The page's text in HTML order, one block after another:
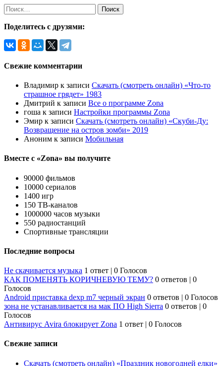
Найти:
Поделитесь с друзями:
Свежие комментарии
Владимир к записи Скачать (смотреть онлайн) «Что-то
страшное грядет» 1983
Дмитрий к записи Все о программе Zona
гоша к записи Настройки программы Zona
Эмир к записи Скачать (смотреть онлайн) «Скуби-Ду:
Возвращение на остров зомби» 2019
Аноним к записи Мобильная
Вместе с «Zona» вы получите
90000 фильмов
10000 сериалов
1400 игр
150 ТВ-каналов
1000000 часов музыки
550 радиостанций
Спортивные трансляции
Последние вопросы
Не скачивается музыка 1 ответ | 0 Голосов
КАК ПОМЕНЯТЬ КОРИЧНЕВУЮ ТЕМУ? 0 ответов | 0
Голосов
Android приставка dexp m7 черный экран 0 ответов | 0 Голосов
зона не устанавливается на мак ПО High Sierra 0 ответов | 0
Голосов
Антивирус Avira блокирует Zona 1 ответ | 0 Голосов
Свежие записи
Скачать (смотреть онлайн) «Праздник новогодней елки»